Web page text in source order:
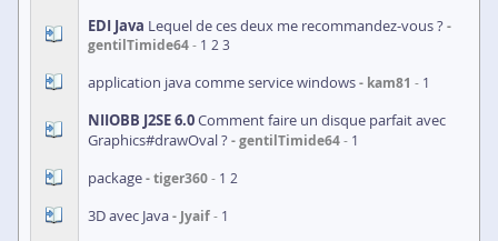
EDI Java Lequel de ces deux me recommandez-vous ?
gentilTimide64 1 2 3
application java comme service windows kam81 1
NIIOBB J2SE 6.0Comment faire un disque parfait avec
Graphics#drawOval ? gentilTimide64 1
package tiger360 1 2
3D avec Java Jyaif 1